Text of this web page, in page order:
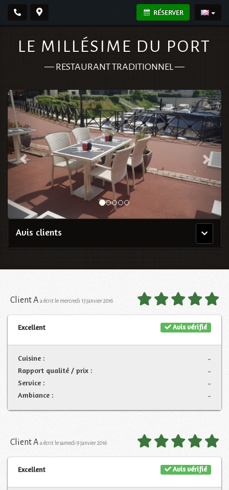
RÉSERVER
LE MILLÉSIME DU PORT
— RESTAURANT TRADITIONNEL—
Menu
principal
Avis clients
Client A a écrit le mercredi 13 janvier 2016
Avis vérifié
Excellent
-
Cuisine :
-
Rapport qualité / prix :
-
Service :
-
Ambiance :
Client A a écrit le samedi 9 janvier 2016
Avis vérifié
Excellent